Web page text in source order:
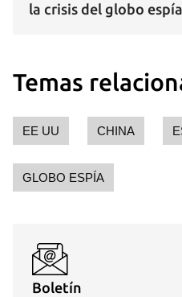
la crisis del globo espía
Temas
EE UU CHINA
GLOBO ESPÍA
Boletín